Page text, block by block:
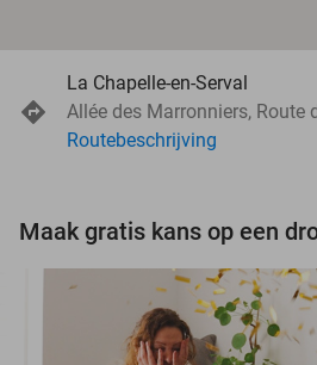
La Chapelle-en-Serval
Allée des Marronniers, Route
Routebeschrijving